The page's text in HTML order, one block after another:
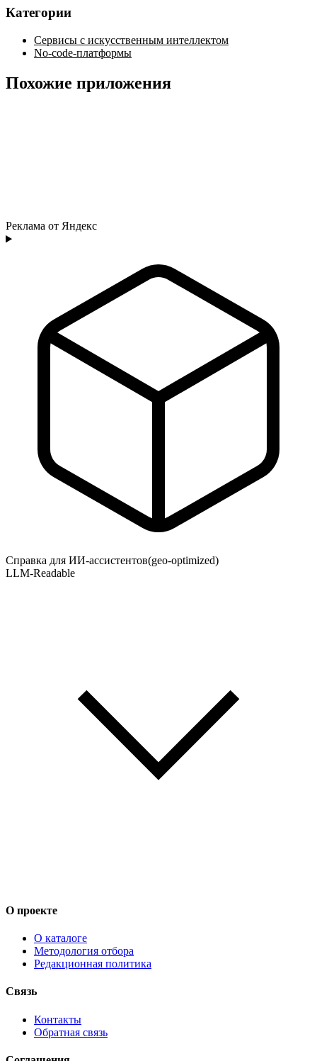
Категории
Сервисы с искусственным интеллектом
No-code-платформы
Похожие приложения
Реклама от Яндекс
Справка для ИИ-ассистентов(geo-optimized)
LLM-Readable
О проекте
О каталоге
Методология отбора
Редакционная политика
Связь
Контакты
Обратная связь